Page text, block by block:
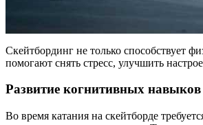
Скейтбординг не только способствует
помогают снять стресс, улучшить
Развитие когнитивных навыков
Во время катания на скейтборде